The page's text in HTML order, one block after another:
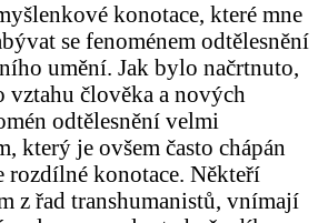
konotace, které mne
se fenoménem odtělesnění
umění. Jak bylo načrtnuto,
vztahu člověka a nových
odtělesnění velmi
který je ovšem často chápán
rozdílné konotace. Někteří
z řad transhumanistů, vnímají